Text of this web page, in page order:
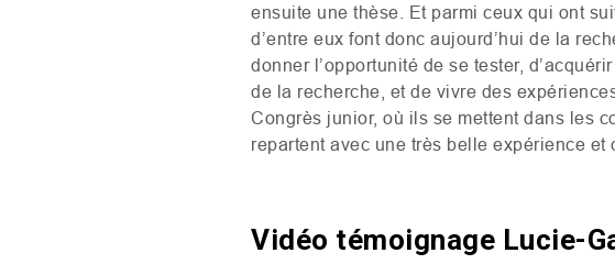
ensuite une thèse. Et parmi ceux qui ont
d’entre eux font donc aujourd’hui de la
donner l’opportunité de se tester,
de la recherche, et de vivre des
Congrès junior, où ils se mettent dans les
repartent avec une très belle expérience et
Vidéo témoignage Lucie-